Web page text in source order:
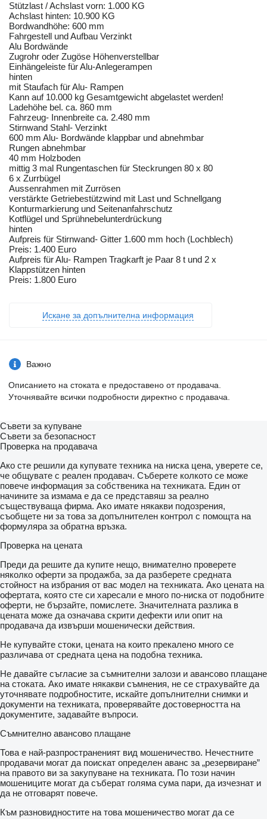
Stützlast / Achslast vorn: 1.000 KG
Achslast hinten: 10.900 KG
Bordwandhöhe: 600 mm
Fahrgestell und Aufbau Verzinkt
Alu Bordwände
Zugrohr oder Zugöse Höhenverstellbar
Einhängeleiste für Alu-Anlegerampen
hinten
mit Staufach für Alu- Rampen
Kann auf 10.000 kg Gesamtgewicht abgelastet werden!
Ladehöhe bel. ca. 860 mm
Fahrzeug- Innenbreite ca. 2.480 mm
Stirnwand Stahl- Verzinkt
600 mm Alu- Bordwände klappbar und abnehmbar
Rungen abnehmbar
40 mm Holzboden
mittig 3 mal Rungentaschen für Steckrungen 80 x 80
6 x Zurrbügel
Aussenrahmen mit Zurrösen
verstärkte Getriebestützwind mit Last und Schnellgang
Konturmarkierung und Seitenanfahrschutz
Kotflügel und Sprühnebelunterdrückung
hinten
Aufpreis für Stirnwand- Gitter 1.600 mm hoch (Lochblech)
Preis: 1.400 Euro
Aufpreis für Alu- Rampen Tragkarft je Paar 8 t und 2 x
Klappstützen hinten
Preis: 1.800 Euro
Искане за допълнителна информация
Важно
Описанието на стоката е предоставено от продавача.
Уточнявайте всички подробности директно с продавача.
Съвети за купуване
Съвети за безопасност
Проверка на продавача
Ако сте решили да купувате техника на ниска цена, уверете се,
че общувате с реален продавач. Съберете колкото се може
повече информация за собственика на техниката. Един от
начините за измама е да се представяш за реално
съществуваща фирма. Ако имате някакви подозрения,
съобщете ни за това за допълнителен контрол с помощта на
формуляра за обратна връзка.
Проверка на цената
Преди да решите да купите нещо, внимателно проверете
няколко оферти за продажба, за да разберете средната
стойност на избрания от вас модел на техниката. Ако цената на
офертата, която сте си харесали е много по-ниска от подобните
оферти, не бързайте, помислете. Значителната разлика в
цената може да означава скрити дефекти или опит на
продавача да извърши мошенически действия.
Не купувайте стоки, цената на които прекалено много се
различава от средната цена на подобна техника.
Не давайте съгласие за съмнителни залози и авансово плащане
на стоката. Ако имате някакви съмнения, не се страхувайте да
уточнявате подробностите, искайте допълнителни снимки и
документи на техниката, проверявайте достоверността на
документите, задавайте въпроси.
Съмнително авансово плащане
Това е най-разпространеният вид мошеничество. Нечестните
продавачи могат да поискат определен аванс за „резервиране”
на правото ви за закупуване на техниката. По този начин
мошениците могат да съберат голяма сума пари, да изчезнат и
да не отговарят повече.
Към разновидностите на това мошеничество могат да се